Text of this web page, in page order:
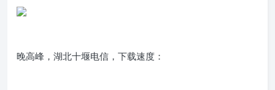
晚高峰，湖北十堰电信，下载速度：